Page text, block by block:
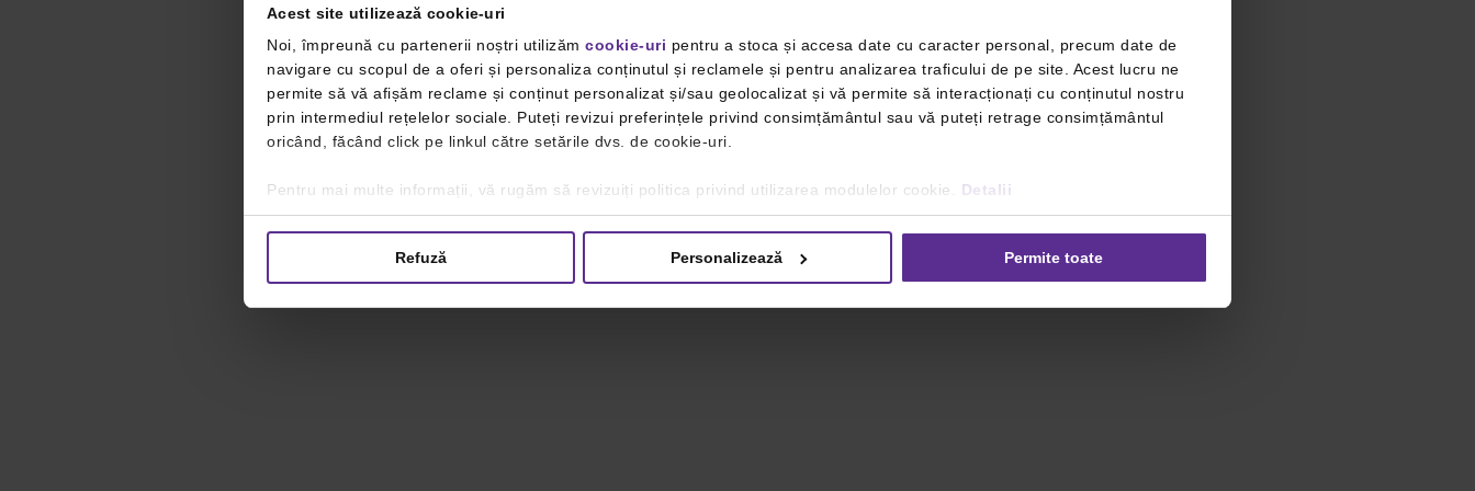
Acest site utilizează cookie-uri
Noi, împreună cu partenerii noștri utilizăm cookie-uri pentru a stoca și accesa date cu caracter personal, precum date de
navigare cu scopul de a oferi și personaliza conținutul și reclamele și pentru analizarea traficului de pe site. Acest lucru ne
permite să vă afișăm reclame și conținut personalizat și/sau geolocalizat și vă permite să interacționați cu conținutul nostru
prin intermediul rețelelor sociale. Puteți revizui preferințele privind consimțământul sau vă puteți retrage consimțământul
oricând, făcând click pe linkul către setările dvs. de cookie-uri.
Pentru mai multe informații, vă rugăm să revizuiți politica privind utilizarea modulelor cookie. Detalii
Refuză Personalizează Permite toate